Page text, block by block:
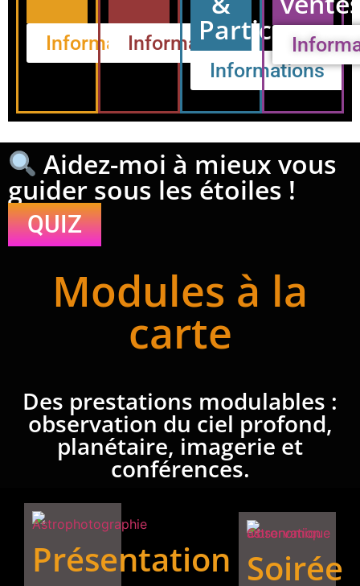
InformationsInformationsParticuliers
Informations
Aidez-moi à mieux vous
guider sous les étoiles !
QUIZ
Modules à la
carte
Des prestations modulables :
observation du ciel profond,
planétaire, imagerie et
conférences.
Présentation Soirée